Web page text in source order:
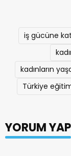
iş gücüne
kadınların
Türkiye
YORUM YAP